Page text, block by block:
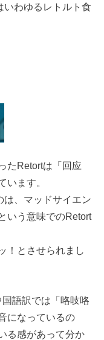
いわゆるレトルト食
たRetortは「回应
います。
は、マッドサイエン
いう意味でのRetort
！とさせられまし
語訳では「咯吱咯
になっているの
る感があって分か